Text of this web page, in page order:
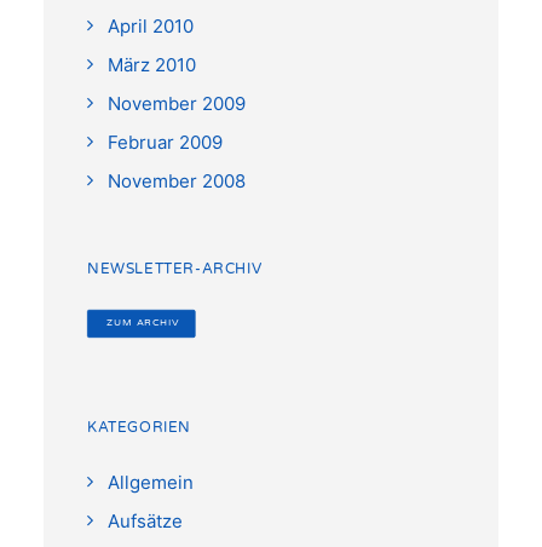
April 2010
März 2010
November 2009
Februar 2009
November 2008
NEWSLETTER-ARCHIV
ZUM ARCHIV
KATEGORIEN
Allgemein
Aufsätze